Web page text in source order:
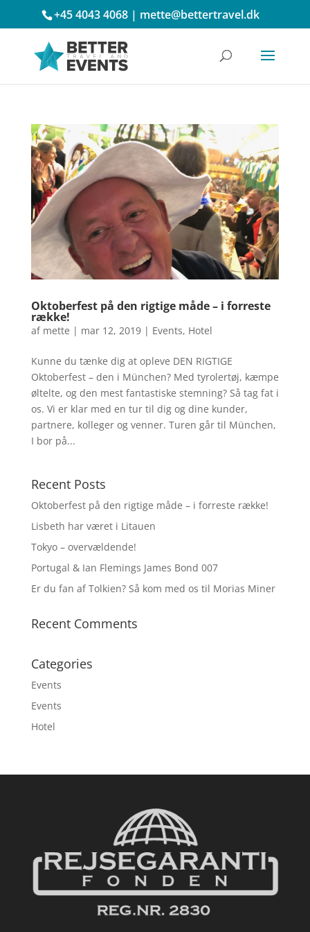
+45 4043 4068| mette@bettertravel.dk
Oktoberfest på den rigtige måde – i forreste
række!
af mette | mar 12, 2019| Events, Hotel
Kunne du tænke dig at opleve DEN RIGTIGE
Oktoberfest – den i München? Med tyrolertøj, kæmpe
øltelte, og den mest fantastiske stemning? Så tag fat i
os. Vi er klar med en tur til dig og dine kunder,
partnere, kolleger og venner. Turen går til München,
I bor på...
Recent Posts
Oktoberfest på den rigtige måde – i forreste række!
Lisbeth har været i Litauen
Tokyo – overvældende!
Portugal & Ian Flemings James Bond 007
Er du fan af Tolkien? Så kom med os til Morias Miner
Recent Comments
Categories
Events
Events
Hotel